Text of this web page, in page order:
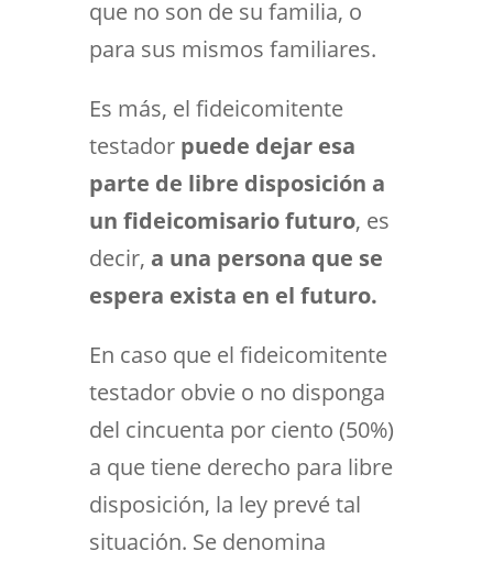
que no son de su familia, o
para sus mismos familiares.
Es más, el fideicomitente
testador puede dejar esa
parte de libre disposición a
un fideicomisario futuro, es
decir, a una persona que se
espera exista en el futuro.
En caso que el fideicomitente
testador obvie o no disponga
del cincuenta por ciento (50%)
a que tiene derecho para libre
disposición, la ley prevé tal
situación. Se denomina